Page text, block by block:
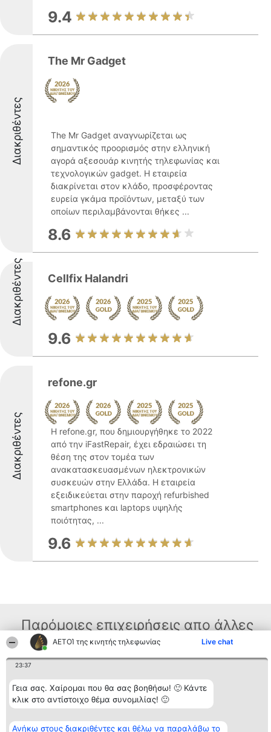
ΑΕΤΟΊ της κινητής τηλεφωνίας Live chat
23:37
Γεια σας. Χαίρομαι που θα σας βοηθήσω! 🙂 Κάντε
κλικ στο αντίστοιχο θέμα συνομιλίας! 🙂
Ανήκω στους διακριθέντες και θέλω να παραλάβω το
9.4
Διακριθέντες
The Mr Gadget
The Mr Gadget αναγνωρίζεται ως
σημαντικός προορισμός στην ελληνική
αγορά αξεσουάρ κινητής τηλεφωνίας και
τεχνολογικών gadget. Η εταιρεία
διακρίνεται στον κλάδο, προσφέροντας
ευρεία γκάμα προϊόντων, μεταξύ των
οποίων περιλαμβάνονται θήκες ...
8.6
Διακριθέντες Cellfix Halandri
9.6
Διακριθέντες
refone.gr
Η refone.gr, που δημιουργήθηκε το 2022
από την iFastRepair, έχει εδραιώσει τη
θέση της στον τομέα των
ανακατασκευασμένων ηλεκτρονικών
συσκευών στην Ελλάδα. Η εταιρεία
εξειδικεύεται στην παροχή refurbished
smartphones και laptops υψηλής
ποιότητας, ...
9.6
Παρόμοιες επιχειρήσεις απο άλλες
περιοχές
Διοργανωτής της
κατάταξης
BEAUTIFUL COMPANY
ΤΗΛ. ΕΠΙΚΟΙΝΩΝΙΑΣ:
2104128019
Κατάταξη
Διακριθέντες
Λίστα όλων
διακριθέντων
Επικοινωνία